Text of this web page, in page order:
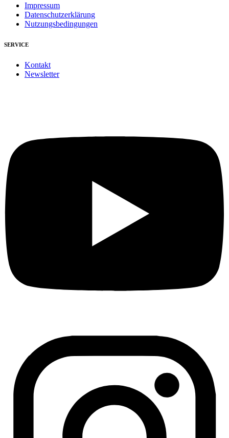
Impressum
Datenschutzerklärung
Nutzungsbedingungen
SERVICE
Kontakt
Newsletter